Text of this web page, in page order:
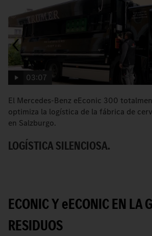
03:07
El Mercedes-Benz eEconic 300
optimiza la logística de la fábrica de
en Salzburgo.
LOGÍSTICA SILENCIOSA.
ECONIC YeECONIC EN LA
RESIDUOS